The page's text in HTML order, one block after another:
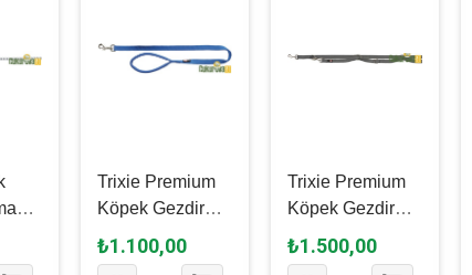
-
Trixie Premium
Köpek Gezdirme
Kayışı Xs - S,
Lacivert, 1.2 M -
₺1.100,00
Trixie Premium
Köpek Gezdirme
Kayışı M - L, Gri,
2 M - 20 Mm
₺1.500,00